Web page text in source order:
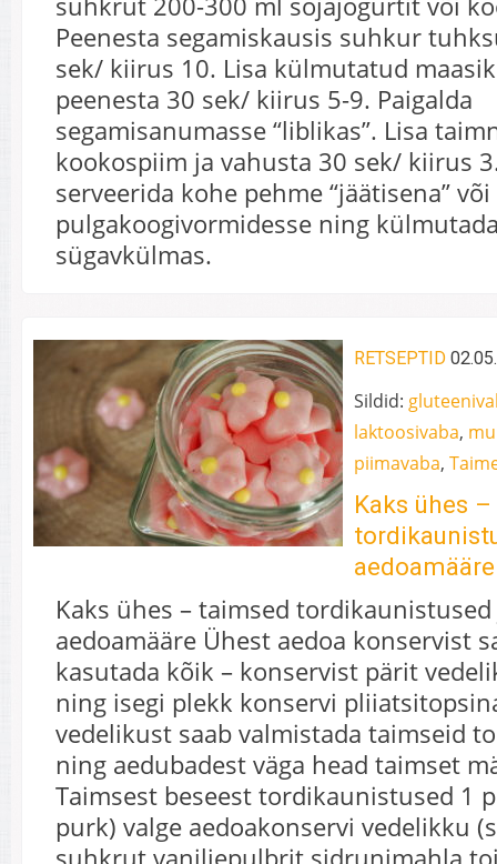
Peenesta segamiskausis suhkur
sek/ kiirus 10. Lisa külmutatud
peenesta 30 sek/ kiirus 5-9. Paigalda
segamisanumasse “liblikas”. Lisa
kookospiim ja vahusta 30 sek/ kiirus
serveerida kohe pehme “jäätisena”
pulgakoogivormidesse ning
sügavkülmas.
RETSEPTID
Sildid:
laktoosivaba,
piimavaba,
Kaks ühes
aedoamääre
Kaks ühes – taimsed
aedoamääre Ühest aedoa konservist
kasutada kõik – konservist pärit
ning isegi plekk konservi
vedelikust saab valmistada taimseid
ning aedubadest väga head taimset
Taimsest beseest tordikaunistused 1
purk) valge aedoakonservi vedelikku